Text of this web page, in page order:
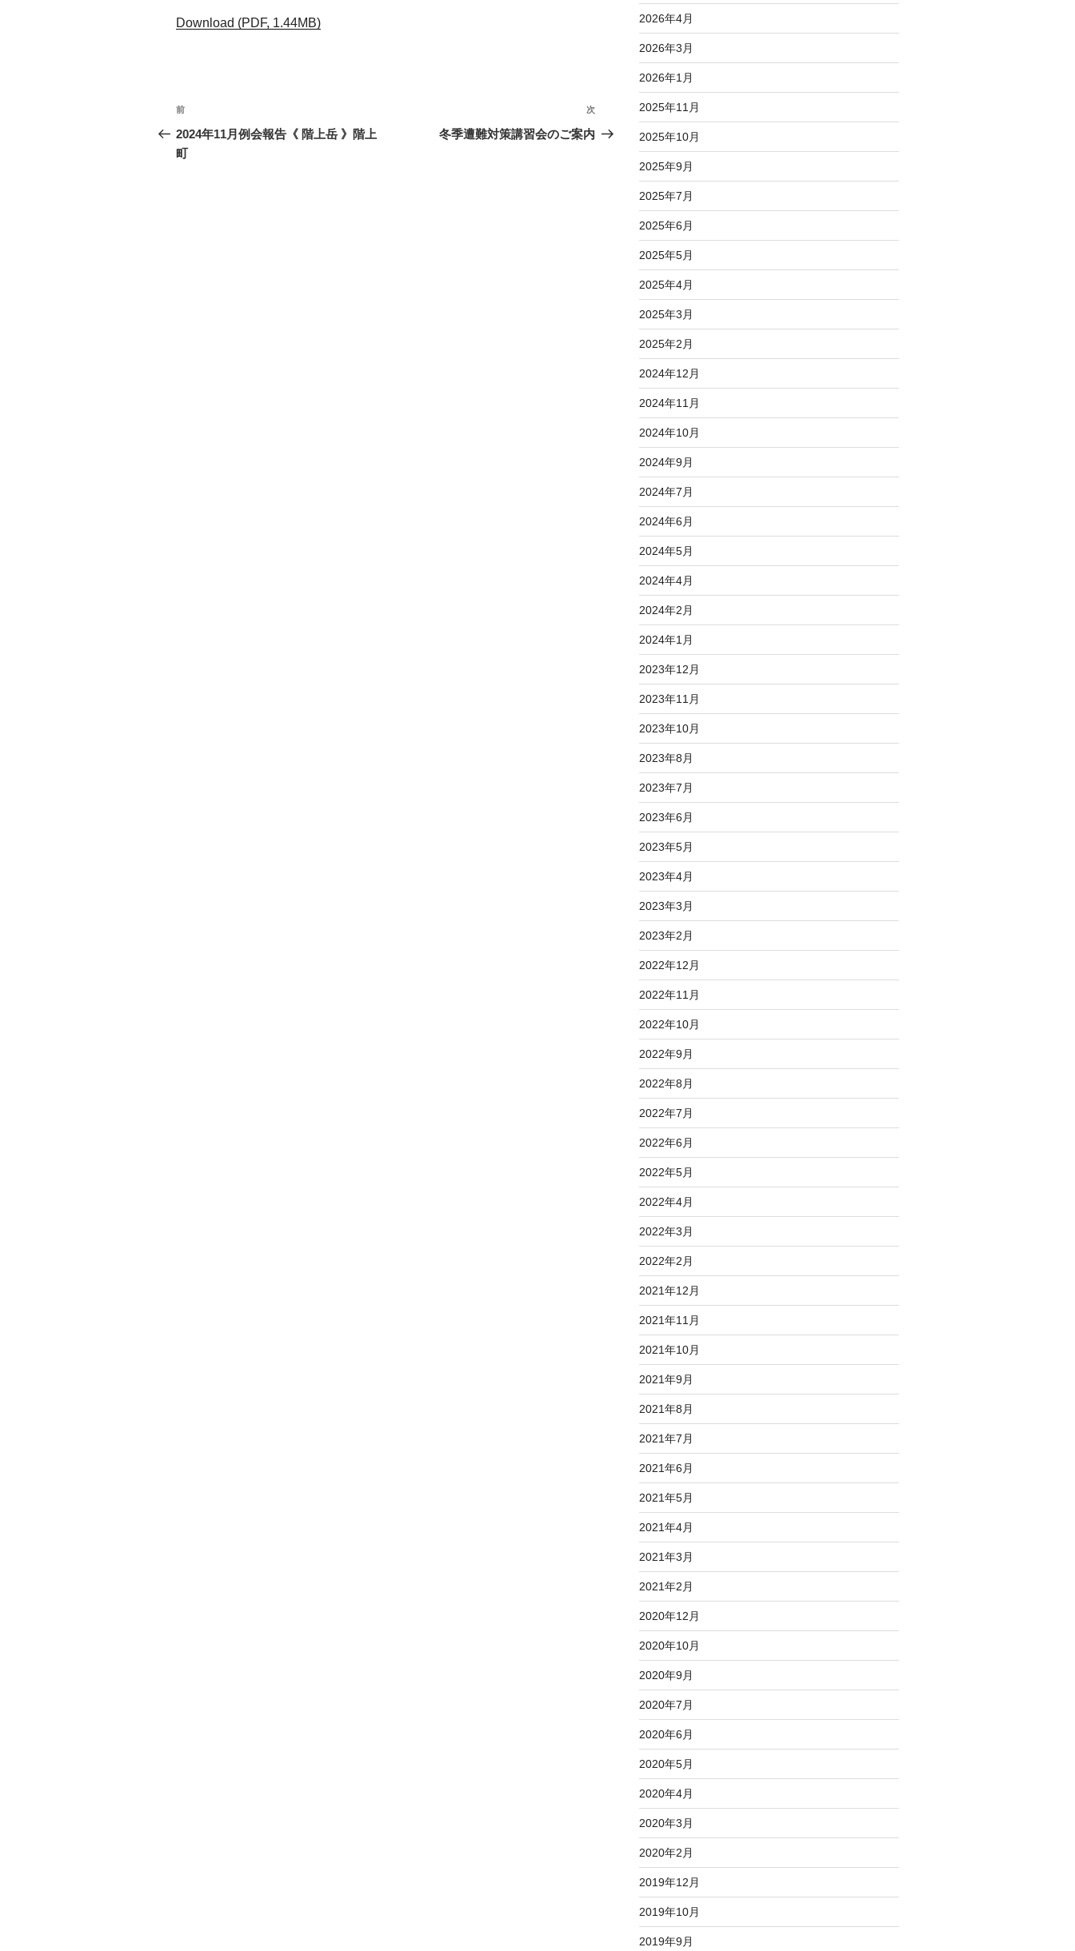
Download (PDF, 1.44MB)
投
稿
ナ
前
の
投
前
2024年11月例会報告《 階上岳 》階上
町
次
の
次
冬季遭難対策講習会のご案内
2026年4月
2026年3月
2026年1月
2025年11月
2025年10月
2025年9月
2025年7月
2025年6月
2025年5月
2025年4月
2025年3月
2025年2月
2024年12月
2024年11月
2024年10月
2024年9月
2024年7月
2024年6月
2024年5月
2024年4月
2024年2月
2024年1月
2023年12月
2023年11月
2023年10月
2023年8月
2023年7月
2023年6月
2023年5月
2023年4月
2023年3月
2023年2月
2022年12月
2022年11月
2022年10月
2022年9月
2022年8月
2022年7月
2022年6月
2022年5月
2022年4月
2022年3月
2022年2月
2021年12月
2021年11月
2021年10月
2021年9月
2021年8月
2021年7月
2021年6月
2021年5月
2021年4月
2021年3月
2021年2月
2020年12月
2020年10月
2020年9月
2020年7月
2020年6月
2020年5月
2020年4月
2020年3月
2020年2月
2019年12月
2019年10月
2019年9月